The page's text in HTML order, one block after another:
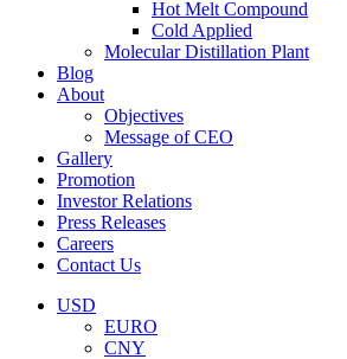
Hot Melt Compound
Cold Applied
Molecular Distillation Plant
Blog
About
Objectives
Message of CEO
Gallery
Promotion
Investor Relations
Press Releases
Careers
Contact Us
Menu
USD
EURO
CNY